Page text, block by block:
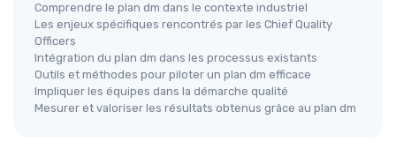
Comprendre le plan dm dans le contexte industriel
Les enjeux spécifiques rencontrés par les Chief Quality
Officers
Intégration du plan dm dans les processus existants
Outils et méthodes pour piloter un plan dm efficace
Impliquer les équipes dans la démarche qualité
Mesurer et valoriser les résultats obtenus grâce au plan dm